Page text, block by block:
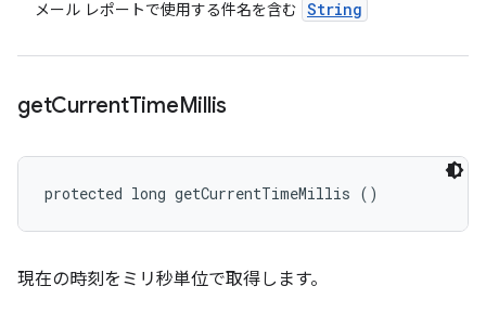
メール レポートで使用する件名を含む String
getCurrentTimeMillis
protected long getCurrentTimeMillis ()
現在の時刻をミリ秒単位で取得します。